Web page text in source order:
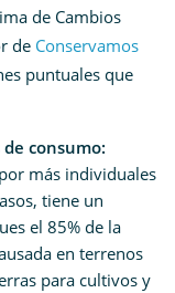
de Cambios
de Conservamos
puntuales que
consumo:
más individuales
tiene un
el 85% de la
en terrenos
para cultivos y